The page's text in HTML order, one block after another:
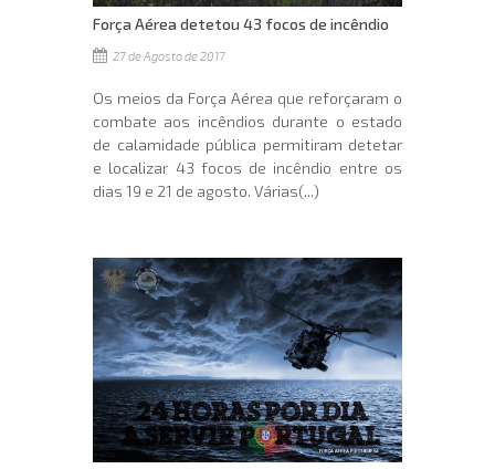
Força Aérea detetou 43 focos de incêndio
27 de Agosto de 2017
Os meios da Força Aérea que reforçaram o
combate aos incêndios durante o estado
de calamidade pública permitiram detetar
e localizar 43 focos de incêndio entre os
dias 19 e 21 de agosto. Várias(...)